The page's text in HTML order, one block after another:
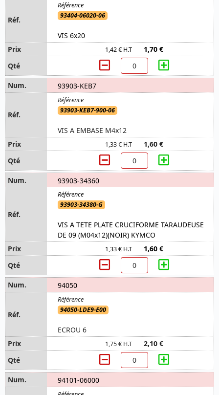
93404-06020-06
VIS 6x20
1,42 € H.T 1,70 €
93903-KEB7
93903-KEB7-900-06
VIS A EMBASE M4x12
1,33 € H.T 1,60 €
93903-34360
93903-34380-G
VIS A TETE PLATE CRUCIFORME TARAUDEUSE
DE 09 (M04x12)(NOIR) KYMCO
1,33 € H.T 1,60 €
94050
94050-LDE9-E00
ECROU 6
1,75 € H.T 2,10 €
94101-06000